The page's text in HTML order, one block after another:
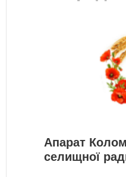
Апарат
селищної